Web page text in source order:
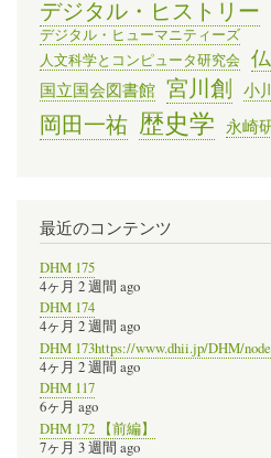
デジタル・ヒストリー
デジタル・ヒューマニティーズ
人文科学とコンピュータ研究会
国立国会図書館 宮川創 小
岡田一祐 歴史学 永崎
最近のコンテンツ
DHM 175
4ヶ月 2 週間 ago
DHM 174
4ヶ月 2 週間 ago
DHM 173https://www.dhii.jp/DHM/
4ヶ月 2 週間 ago
DHM 117
6ヶ月 ago
DHM 172 【前編】
7ヶ月 3 週間 ago